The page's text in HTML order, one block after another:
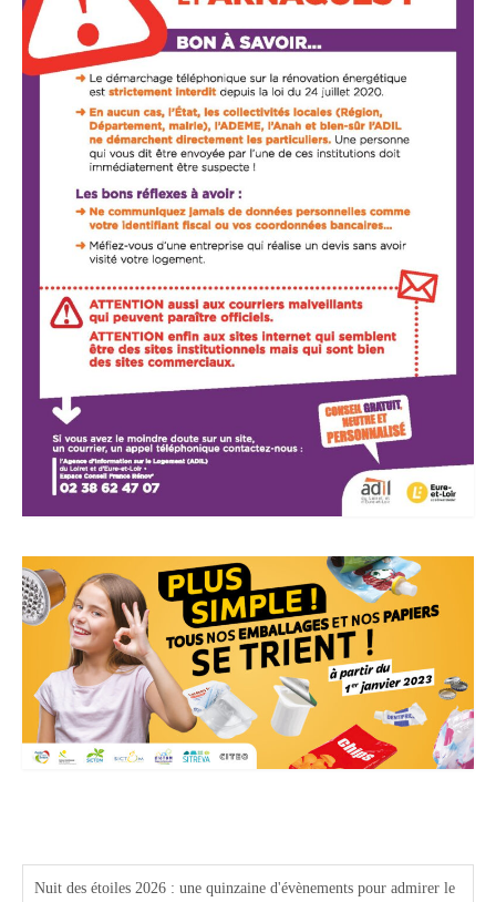
Nuit des étoiles 2026 : une quinzaine d'évènements pour admirer le